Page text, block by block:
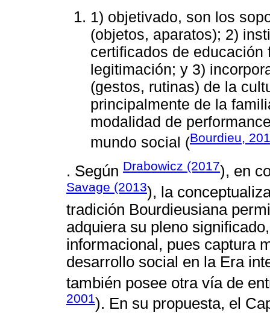
1) objetivado, son los
(objetos, aparatos); 2)
certificados de
legitimación; y 3)
(gestos, rutinas) de la
principalmente de la
modalidad de
mundo social (Bourdieu,
. Según Drabowicz (2017), en
Savage (2013), la
tradición Bourdieusiana
adquiera su pleno
informacional, pues captura
desarrollo social en la Era
también posee otra vía de
2001). En su propuesta, el